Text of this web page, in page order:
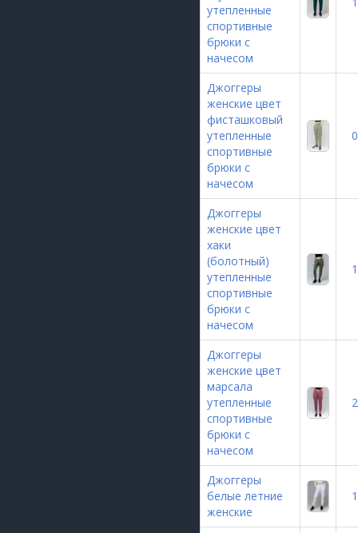
утепленные
спортивные
брюки с
начесом
Джоггеры
женские цвет
фисташковый
утепленные
спортивные
брюки с
начесом
0
Джоггеры
женские цвет
хаки
(болотный)
утепленные
спортивные
брюки с
начесом
1
Джоггеры
женские цвет
марсала
утепленные
спортивные
брюки с
начесом
2
Джоггеры
белые летние
женские
1